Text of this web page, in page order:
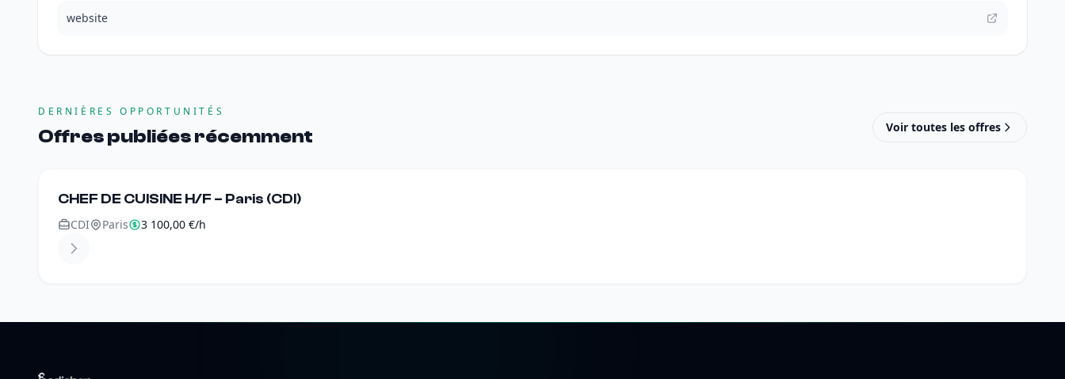
website
DERNIÈRES OPPORTUNITÉS
Offres publiées récemment Voir toutes les offres
CHEF DE CUISINE H/F – Paris (CDI)
CDI Paris 3 100,00 €/h